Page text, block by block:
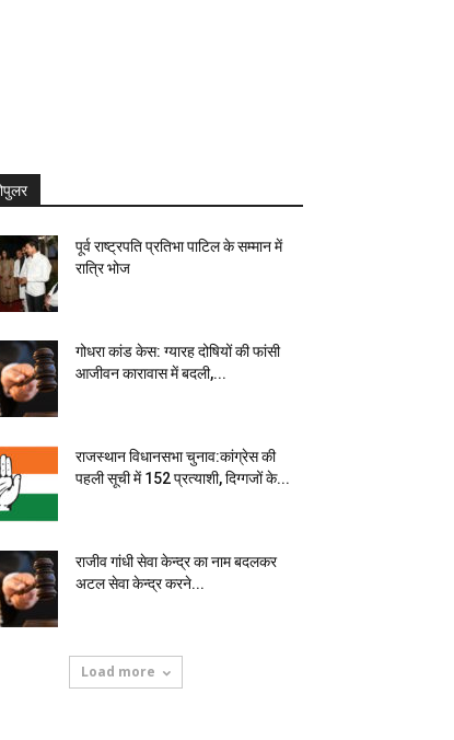
पूर्व राष्ट्रपति प्रतिभा पाटिल के सम्मान में
रात्रि भोज
गोधरा कांड केस: ग्यारह दोषियों की फांसी
आजीवन कारावास में बदली,...
राजस्थान विधानसभा चुनाव:कांग्रेस की
पहली सूची में 152 प्रत्याशी, दिग्गजों के...
राजीव गांधी सेवा केन्द्र का नाम बदलकर
अटल सेवा केन्द्र करने...
Load more